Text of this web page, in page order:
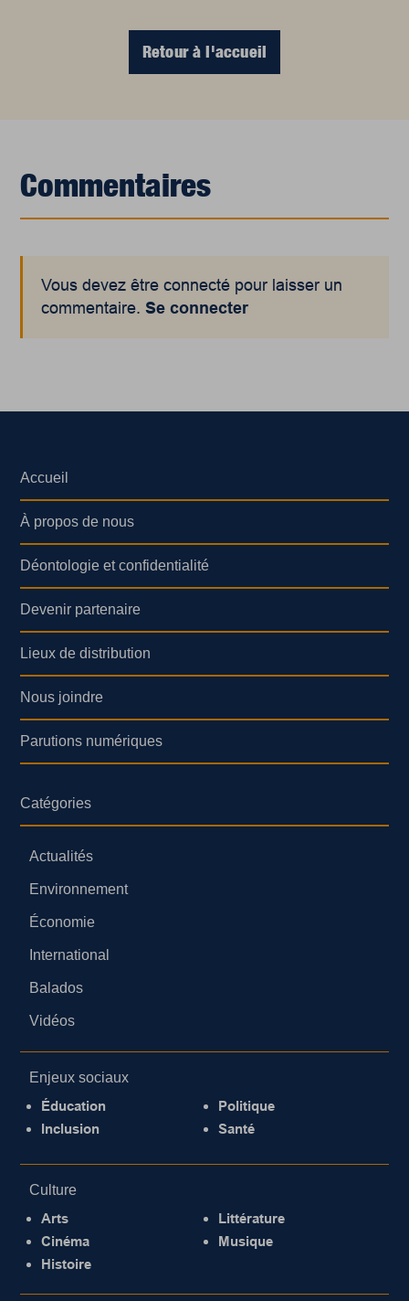
Retour à l'accueil
Commentaires
Vous devez être connecté pour laisser un
commentaire.Se connecter
Accueil
À propos de nous
Déontologie et confidentialité
Devenir partenaire
Lieux de distribution
Nous joindre
Parutions numériques
Catégories
Actualités
Environnement
Économie
International
Balados
Vidéos
Enjeux sociaux
Éducation
Inclusion
Politique
Santé
Culture
Arts
Cinéma
Histoire
Littérature
Musique